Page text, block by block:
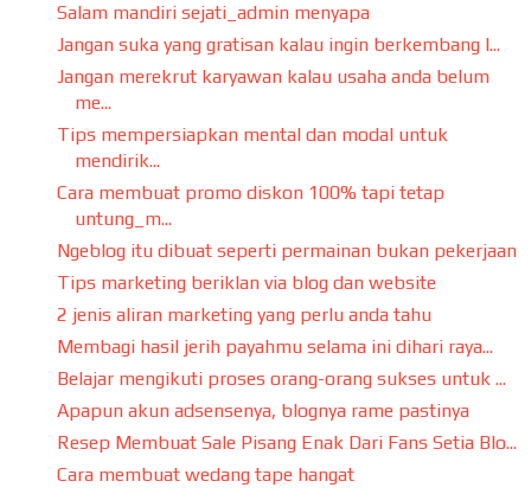
Salam mandiri sejati_admin menyapa
Jangan suka yang gratisan kalau ingin berkembang l...
Jangan merekrut karyawan kalau usaha anda belum
me...
Tips mempersiapkan mental dan modal untuk
mendirik...
Cara membuat promo diskon 100% tapi tetap
untung_m...
Ngeblog itu dibuat seperti permainan bukan pekerjaan
Tips marketing beriklan via blog dan website
2 jenis aliran marketing yang perlu anda tahu
Membagi hasil jerih payahmu selama ini dihari raya...
Belajar mengikuti proses orang-orang sukses untuk ...
Apapun akun adsensenya, blognya rame pastinya
Resep Membuat Sale Pisang Enak Dari Fans Setia Blo...
Cara membuat wedang tape hangat